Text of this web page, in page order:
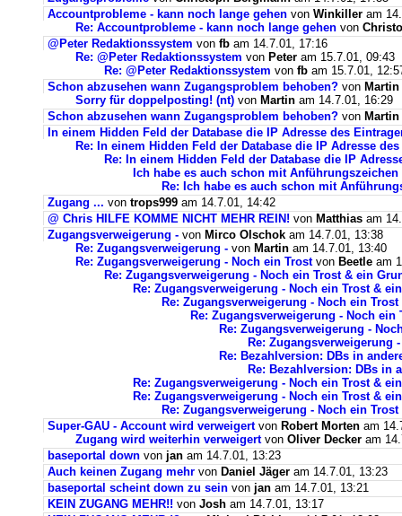
Accountprobleme - kann noch lange gehen von Winkiller am
Re: Accountprobleme - kann noch lange gehen von
@Peter Redaktionssystem von fb am 14.7.01, 17:16
Re: @Peter Redaktionssystem von Peter am 15.7.01, 09:43
Re: @Peter Redaktionssystem von fb am 15.7.01,
Schon abzusehen wann Zugangsproblem behoben? von Martin
Sorry für doppelposting! (nt) von Martin am 14.7.01, 16:29
Schon abzusehen wann Zugangsproblem behoben? von Martin
In einem Hidden Feld der Database die IP Adresse des
Re: In einem Hidden Feld der Database die IP Adresse
Re: In einem Hidden Feld der Database die IP
Ich habe es auch schon mit
Re: Ich habe es auch schon mit
Zugang ... von trops999 am 14.7.01, 14:42
@ Chris HILFE KOMME NICHT MEHR REIN! von Matthias am
Zugangsverweigerung - von Mirco Olschok am 14.7.01, 13:38
Re: Zugangsverweigerung - von Martin am 14.7.01, 13:40
Re: Zugangsverweigerung - Noch ein Trostvon Beetle am
Re: Zugangsverweigerung - Noch ein Trost & ein
Re: Zugangsverweigerung - Noch ein Trost &
Re: Zugangsverweigerung - Noch ein
Re: Zugangsverweigerung - Noch ein
Re: Zugangsverweigerung -
Re: Zugangsverweigerung
Re: Bezahlversion: DBs in
Re: Bezahlversion: DBs in
Re: Zugangsverweigerung - Noch ein Trost &
Re: Zugangsverweigerung - Noch ein Trost &
Re: Zugangsverweigerung - Noch ein
Super-GAU - Account wird verweigertvon Robert Morten am
Zugang wird weiterhin verweigertvon Oliver Decker am
baseportal down von jan am 14.7.01, 13:23
Auch keinen Zugang mehr von Daniel Jäger am 14.7.01, 13:23
baseportal scheint down zu sein von jan am 14.7.01, 13:21
KEIN ZUGANG MEHR!! von Josh am 14.7.01, 13:17